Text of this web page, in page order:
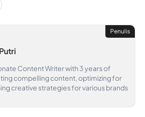
Penulis
Content Writer with 3 years of
compelling content, optimizing for
creative strategies for various brands